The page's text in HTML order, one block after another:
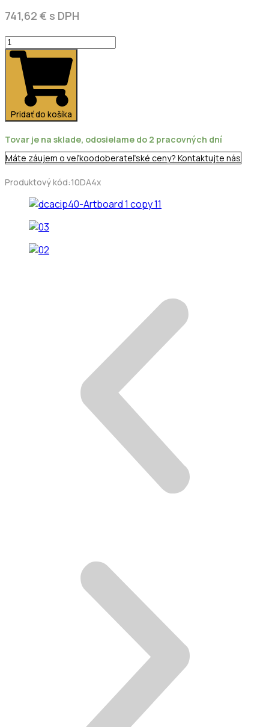
741,62 € s DPH
množstvo
Rozvádzacia
skrinka
DC2/AC
(BMR)
PREP
IP40
Pridať do košíka
Tovar je na sklade, odosielame do 2 pracovných dní
Máte záujem o veľkoodoberateľské ceny? Kontaktujte nás
Produktový kód:10DA4x